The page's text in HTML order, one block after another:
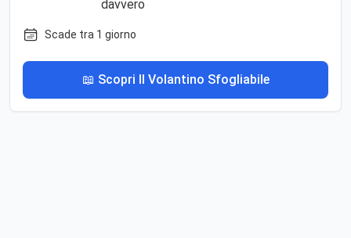
Scade tra 1 giorno
📖 Scopri Il Volantino Sfogliabile